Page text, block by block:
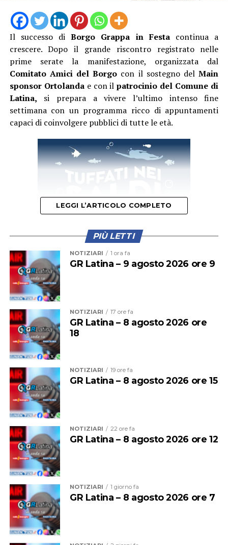
Biglietto 10 euro.
Il successo diBorgo Grappa in Festacontinua a
crescere. Dopo il grande riscontro registrato nelle
prime serate la manifestazione, organizzata dal
Comitato Amici del Borgo con il sostegno delMain
sponsor Ortolandae con ilpatrocinio del Comune di
Latina, si prepara a vivere l’ultimo intenso fine
settimana con un programma ricco di appuntamenti
capaci di coinvolgere pubblici di tutte le età.
Il primo appuntamento del weekend è quello di domani,
sabato 8 agosto
momento dedicato alla cultura. Protagonista sarà la
presentazione del libro“Percorsi incerti. Vite di madri
tra l’essere grembo e arciere”della scrittrice Carla
Zanchetta, che dialogherà con l’avvocato Adele Morelli,
moderatrice dell’incontro. Un’occasione di confronto e
riflessione che arricchisce ulteriormente il programma
della manifestazione.
La musica continuerà poi ad essere protagonista sui tre
LEGGI L’ARTICOLO COMPLETO
PIÙ LETTI
NOTIZIARI 1 ora fa
GR Latina – 9 agosto 2026 ore 9
NOTIZIARI 17 ore fa
GR Latina – 8 agosto 2026 ore
18
NOTIZIARI 19 ore fa
GR Latina – 8 agosto 2026 ore 15
NOTIZIARI 22 ore fa
GR Latina – 8 agosto 2026 ore 12
NOTIZIARI 1 giorno fa
GR Latina – 8 agosto 2026 ore 7